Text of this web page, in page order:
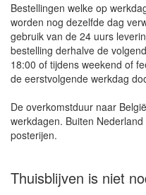
Bestellingen welke op
worden nog dezelfde dag
gebruik van de 24 uurs
bestelling derhalve de
18:00 of tijdens weekend of
de eerstvolgende werkdag
De overkomstduur naar
werkdagen. Buiten
posterijen.
Thuisblijven is niet